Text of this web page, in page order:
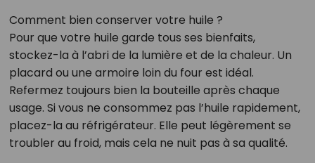
Comment bien conserver votre huile ?
Pour que votre huile garde tous ses bienfaits,
stockez-la à l’abri de la lumière et de la chaleur. Un
placard ou une armoire loin du four est idéal.
Refermez toujours bien la bouteille après chaque
usage. Si vous ne consommez pas l’huile rapidement,
placez-la au réfrigérateur. Elle peut légèrement se
troubler au froid, mais cela ne nuit pas à sa qualité.